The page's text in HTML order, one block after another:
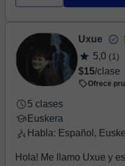
Uxue
5,0 (1)
$15/clase
Ofrece
5 clases
Euskera
Habla: Español,
Hola! Me llamo Uxue y